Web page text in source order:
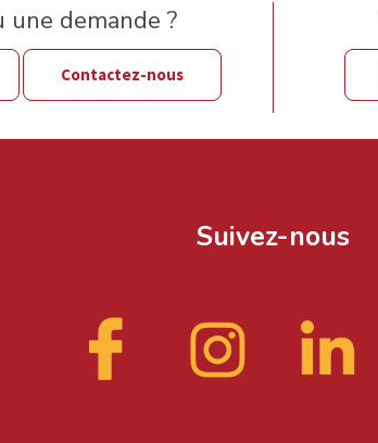
une demande ?
Contactez-nous
Suivez-nous